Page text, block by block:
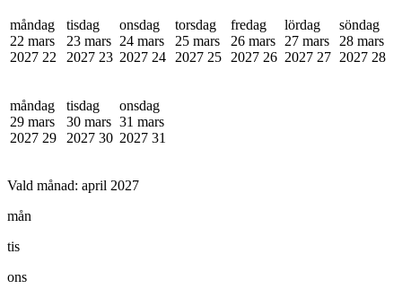
måndag
22 mars
2027 22
tisdag
23 mars
2027 23
onsdag
24 mars
2027 24
torsdag
25 mars
2027 25
fredag
26 mars
2027 26
lördag
27 mars
2027 27
söndag
28 mars
2027 28
måndag
29 mars
2027 29
tisdag
30 mars
2027 30
onsdag
31 mars
2027 31
Vald månad: april 2027
mån
tis
ons